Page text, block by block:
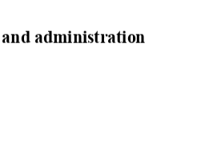
administration
76